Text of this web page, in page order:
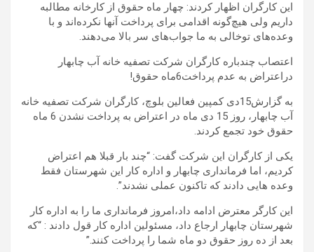
این کارگران اظهار کردند: چهار ماه حقوق از کارخانه مطالبه
داریم ولی هیچ‌گونه اقدامی برای پرداخت آنها نکرده‌اند و با
وعده‌های توخالی به ما جواب‌های سر بالا می‌دهند.
اعتصاب چندباره کارگران شرکت تصفیه خانه آب چابهار
دراعتراض به عدم پرداخت6ماه حقوق!
به گزارش15دی کمپین فعالین بلوچ، کارگران شرکت تصفیه خانه
آب چابهار، روز 15 دی ماه در اعتراض به پرداخت نشدن 6 ماه
حقوق خود تجمع کردند.
یکی از کارگران این شرکت گفت: “چند بار قبلا هم اعتراض
کردیم، اما فرمانداری چابهار و اداره کار این شهرستان فقط
وعده هایی دادند که تاکنون عملی نشدند”.
این کارگر معترض ادامه داد،امروز فرمانداری ما را به اداره کار
شهرستان چابهار ارجاع داد، مسئولین اداره کار قول دادند : “که
بعد از ده روز حقوق دو ماه شما را پرداخت کنند.”